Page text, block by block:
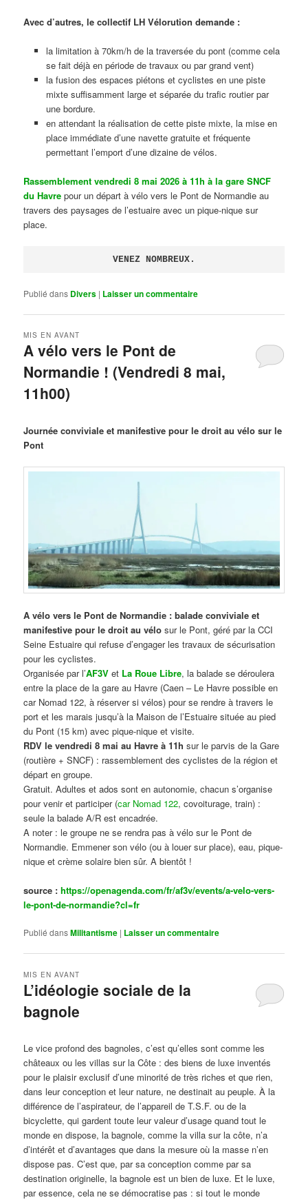
Avec d’autres, le collectif LH Vélorution demande :
la limitation à 70km/h de la traversée du pont (comme cela
se fait déjà en période de travaux ou par grand vent)
la fusion des espaces piétons et cyclistes en une piste
mixte suffisamment large et séparée du trafic routier par
une bordure.
en attendant la réalisation de cette piste mixte, la mise en
place immédiate d’une navette gratuite et fréquente
permettant l’emport d’une dizaine de vélos.
Rassemblement vendredi 8 mai 2026 à 11h à la gare SNCF
du Havre pour un départ à vélo vers le Pont de Normandie au
travers des paysages de l’estuaire avec un pique-nique sur
place.
VENEZ NOMBREUX.
Publié dans Divers | Laisser un commentaire
A vélo vers le Pont de
Normandie ! (Vendredi 8 mai,
11h00)
MIS EN AVANT
Journée conviviale et manifestive pour le droit au vélo sur le
Pont
A vélo vers le Pont de Normandie : balade conviviale et
manifestive pour le droit au vélo sur le Pont, géré par la CCI
Seine Estuaire qui refuse d’engager les travaux de sécurisation
pour les cyclistes.
Organisée par l’AF3V et La Roue Libre, la balade se déroulera
entre la place de la gare au Havre (Caen – Le Havre possible en
car Nomad 122, à réserver si vélos) pour se rendre à travers le
port et les marais jusqu’à la Maison de l’Estuaire située au pied
du Pont (15 km) avec pique-nique et visite.
RDV le vendredi 8 mai au Havre à 11h sur le parvis de la Gare
(routière + SNCF) : rassemblement des cyclistes de la région et
départ en groupe.
Gratuit. Adultes et ados sont en autonomie, chacun s’organise
pour venir et participer (car Nomad 122, covoiturage, train) :
seule la balade A/R est encadrée.
A noter : le groupe ne se rendra pas à vélo sur le Pont de
Normandie. Emmener son vélo (ou à louer sur place), eau, pique-
nique et crème solaire bien sûr. A bientôt !
source :https://openagenda.com/fr/af3v/events/a-velo-vers-
le-pont-de-normandie?cl=fr
Publié dansMilitantisme | Laisser un commentaire
L’idéologie sociale de la
bagnole
MIS EN AVANT
Le vice profond des bagnoles, c’est qu’elles sont comme les
châteaux ou les villas sur la Côte : des biens de luxe inventés
pour le plaisir exclusif d’une minorité de très riches et que rien,
dans leur conception et leur nature, ne destinait au peuple. À la
différence de l’aspirateur, de l’appareil de T.S.F. ou de la
bicyclette, qui gardent toute leur valeur d’usage quand tout le
monde en dispose, la bagnole, comme la villa sur la côte, n’a
d’intérêt et d’avantages que dans la mesure où la masse n’en
dispose pas. C’est que, par sa conception comme par sa
destination originelle, la bagnole est un bien de luxe. Et le luxe,
par essence, cela ne se démocratise pas : si tout le monde